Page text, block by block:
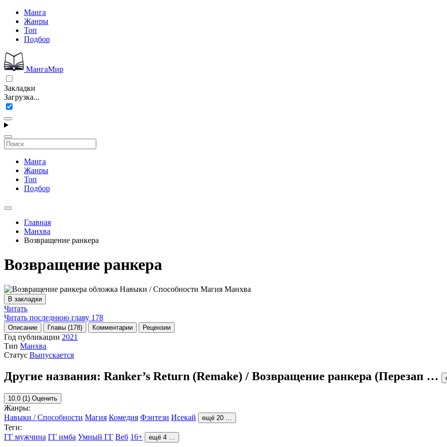
Манга
Жанры
Топ
Подбор
МангаМир
Закладки
Загрузка...
Манга
Жанры
Топ
Подбор
Главная
Манхва
Возвращение ранкера
Возвращение ранкера
В закладки
Читать
Читать последнюю главу 178
Описание Главы (178) Комментарии Рецензии
Год публикации 2021
Тип Манхва
Статус Выпускается
Другие названия: Ranker’s Return (Remake) / Возвращение ранкера (Перезап …
10.0 (1) Оценить
Жанры:
Навыки / Способности Магия Комедия Фэнтези Исекай ещё 20 …
Теги:
ГГ мужчина ГГ имба Умный ГГ Веб 16+ ещё 4 …